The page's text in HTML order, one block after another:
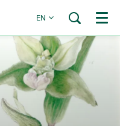
EN Menu